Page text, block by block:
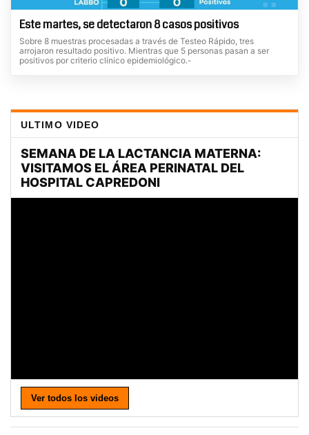
Este martes, se detectaron 8 casos positivos
Sobre 8 muestras procesadas a través de Testeo Rápido, tres
arrojaron resultado positivo. Mientras que 5 personas pasan a ser
positivos por criterio clínico epidemiológico.-
ULTIMO VIDEO
Ver todos los videos